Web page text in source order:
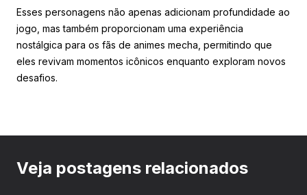
Esses personagens não apenas adicionam profundidade ao
jogo, mas também proporcionam uma experiência
nostálgica para os fãs de animes mecha, permitindo que
eles revivam momentos icônicos enquanto exploram novos
desafios.
Veja postagens relacionados